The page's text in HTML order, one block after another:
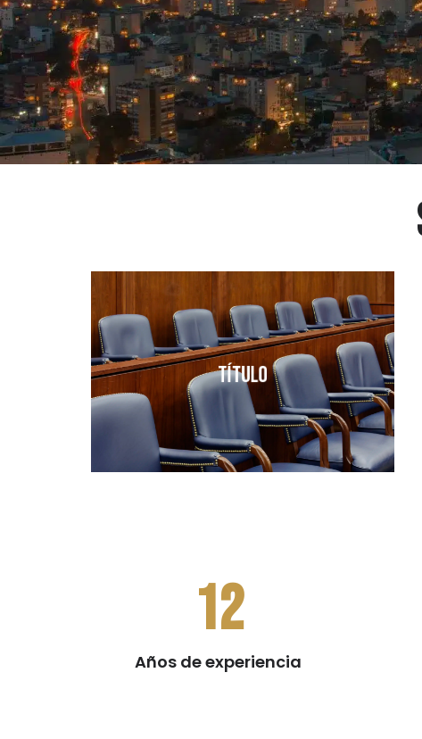
Título
I am text block. Click edit button to
change this text. Lorem ipsum dolor sit
amet, consectetur adipiscing elit.
Más información
12
Años de experiencia